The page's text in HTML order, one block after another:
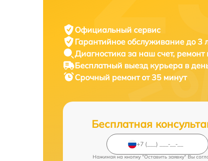
Официальный сервис
Гарантийное обслуживание до 3
Диагностика за наш счет,
Бесплатный выезд курьера в
Срочный ремонтот 35 минут
Бесплатная
Нажимая на кнопку "Оставить заявку" Вы